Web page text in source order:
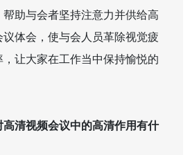
助与会者坚持注意力并供给高
体会，使与会人员革除视觉疲
让大家在工作当中保持愉悦的
清视频会议中的高清作用有什